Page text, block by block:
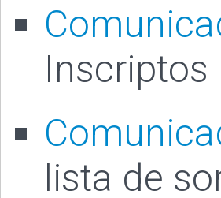
Inscriptos
lista de